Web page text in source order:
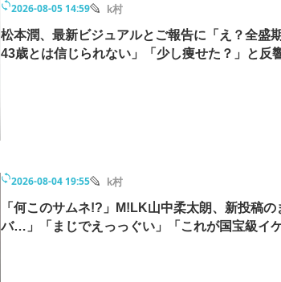
2026-08-05 14:59 k村
松本潤、最新ビジュアルとご報告に「え？全盛
43歳とは信じられない」「少し痩せた？」と反
2026-08-04 19:55 k村
「何このサムネ!?」M!LK山中柔太朗、新投稿
バ…」「まじでえっっぐい」「これが国宝級イケ